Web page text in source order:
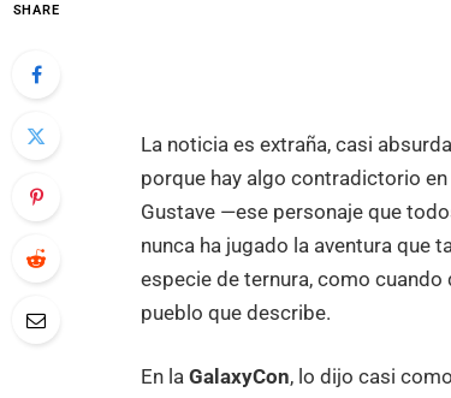
SHARE
La noticia es extraña, casi
porque hay algo contradictorio
Gustave —ese personaje que
nunca ha jugado la aventura que
especie de ternura, como
pueblo que describe.
En laGalaxyCon, lo dijo casi